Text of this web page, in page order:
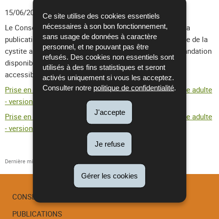
Ce site utilise des cookies essentiels
nécessaires à son bon fonctionnement,
sans usage de données à caractère
personnel, et ne pouvant pas être
refusés. Des cookies non essentiels sont
utilisés à des fins statistiques et seront
activés uniquement si vous les acceptez.
Consulter notre politique de confidentialité
J'accepte
Je refuse
Gérer les cookies
15/06/2026• Antibiotherapies
Le Conseil scientifique a le plaisir de vous informer de la
publication de sa recommandation sur la prise en charge de la
cystite aiguë simple chez la femme adulte. La recommandation
disponible en version longue et en version courte est
accessible via les liens suivants:
Prise en charge de la cystite aiguë simple chez la femme adulte
- version longue (2026)
Prise en charge de la cystite aiguë simple chez la femme adulte
- version courte (2026)
Dernière mise à jour
CONSEIL SCIENTIFIQUE
PUBLICATIONS